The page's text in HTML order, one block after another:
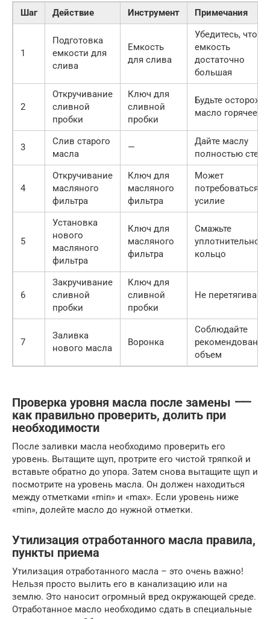
Шаг Действие Инструмент Примечания
1
Подготовка
емкости для
слива
Емкость
для слива
Убедитесь, что
емкость
достаточно
большая
2
Откручивание
сливной
пробки
Ключ для
сливной
пробки
Будьте
масло горячее!
3
Слив старого
масла
—
Дайте маслу
полностью стечь
4
Откручивание
масляного
фильтра
Ключ для
масляного
фильтра
Может
потребоваться
усилие
5
Установка
нового
масляного
фильтра
Ключ для
масляного
фильтра
Смажьте
уплотнительное
кольцо
6
Закручивание
сливной
пробки
Ключ для
сливной
пробки
Не
7
Заливка
нового масла
Воронка
Соблюдайте
объем
Проверка уровня масла после замены ⸺
как правильно проверить, долить при
необходимости
После заливки масла необходимо проверить его
уровень. Вытащите щуп, протрите его чистой тряпкой и
вставьте обратно до упора. Затем снова вытащите щуп и
посмотрите на уровень масла. Он должен находиться
между отметками «min» и «max». Если уровень ниже
«min», долейте масло до нужной отметки.
Утилизация отработанного масла правила,
пункты приема
Утилизация отработанного масла – это очень важно!
Нельзя просто вылить его в канализацию или на
землю. Это наносит огромный вред окружающей среде.
Отработанное масло необходимо сдать в специальные